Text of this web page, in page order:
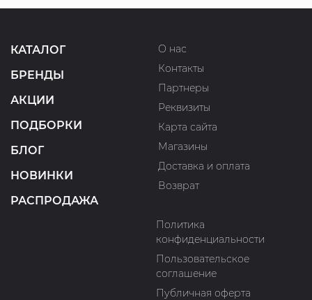
КАТАЛОГ
БРЕНДЫ
АКЦИИ
ПОДБОРКИ
БЛОГ
НОВИНКИ
РАСПРОДАЖА
О нас
Контакты
Партнеры
Реквизиты
Карта сайта
Магазины
Доставка и оплата
Возврат
Политика
конфиденциальности
Пользовательское
соглашение
Публичная оферта